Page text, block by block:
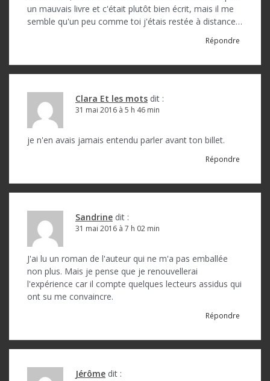
un mauvais livre et c'était plutôt bien écrit, mais il me
semble qu'un peu comme toi j'étais restée à distance…
Répondre
Clara Et les mots dit :
31 mai 2016 à 5 h 46 min
je n'en avais jamais entendu parler avant ton billet.
Répondre
Sandrine dit :
31 mai 2016 à 7 h 02 min
J'ai lu un roman de l'auteur qui ne m'a pas emballée
non plus. Mais je pense que je renouvellerai
l'expérience car il compte quelques lecteurs assidus qui
ont su me convaincre.
Répondre
Jérôme dit :